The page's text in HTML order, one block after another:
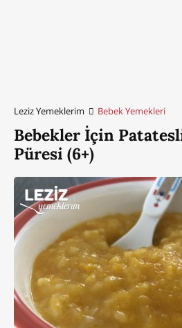
Leziz Yemeklerim Bebek Yemekleri
Bebekler İçin
Püresi (6+)